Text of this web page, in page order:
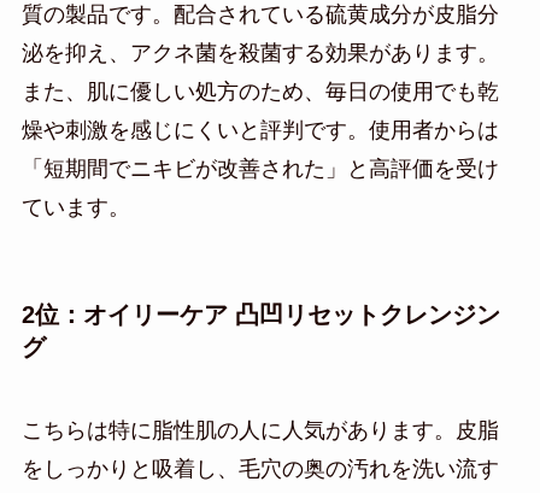
質の製品です。配合されている硫黄成分が皮脂分
泌を抑え、アクネ菌を殺菌する効果があります。
また、肌に優しい処方のため、毎日の使用でも乾
燥や刺激を感じにくいと評判です。使用者からは
「短期間でニキビが改善された」と高評価を受け
ています。
2位：オイリーケア 凸凹リセットクレンジン
グ
こちらは特に脂性肌の人に人気があります。皮脂
をしっかりと吸着し、毛穴の奥の汚れを洗い流す